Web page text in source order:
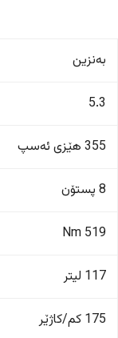
بەنزین
5.3
355 هێزی ئەسپ
8 پستۆن
519 Nm
117 لیتر
175 کم/کاژێر